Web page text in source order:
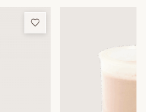
Добави в любими